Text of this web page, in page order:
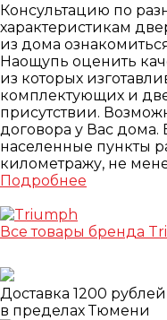
Консультацию по
характеристикам
из дома
Наощупь оценить
из которых
комплектующих и
присутствии.
договора у Вас
населенные пункты
километражу, не
Подробнее
Все товары бренда
Доставка 1200 рублей
в пределах Тюмени